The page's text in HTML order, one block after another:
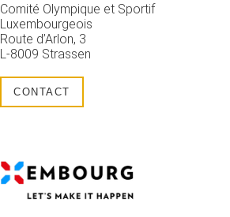
Comité Olympique et Sportif
Luxembourgeois
Route d’Arlon, 3
L-8009 Strassen
CONTACT